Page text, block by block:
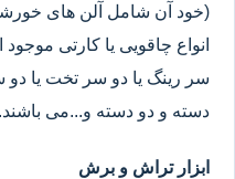
انواع چاقویی یا کارتی
سر رینگ یا دو سر تخت یا دو
دسته و دو دسته و...می باشند.
ابزار تراش و برش